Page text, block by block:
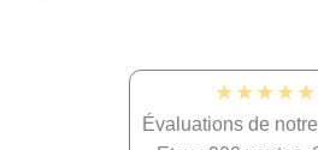
★★★★★
Évaluations de